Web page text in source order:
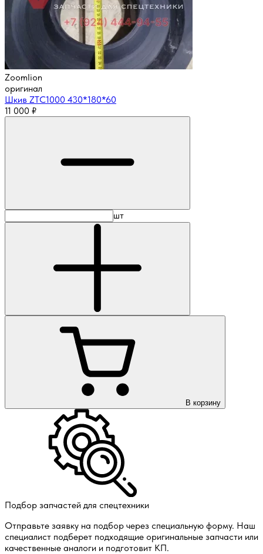
Zoomlion
оригинал
Шкив ZTC1000 430*180*60
11 000 ₽
шт
В корзину
Подбор запчастей для спецтехники
Отправьте заявку на подбор через специальную форму. Наш
специалист подберет подходящие оригинальные запчасти или
качественные аналоги и подготовит КП.